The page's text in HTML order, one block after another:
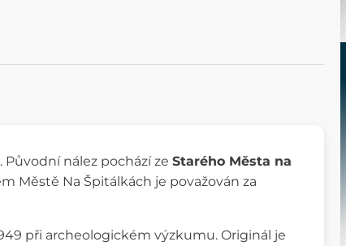
Původní nález pochází ze Starého Města na
Městě Na Špitálkách je považován za
při archeologickém výzkumu. Originál je